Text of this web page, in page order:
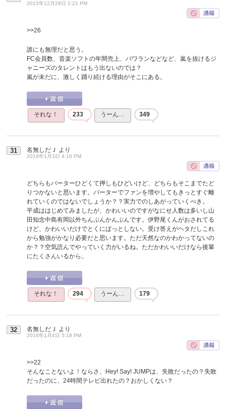
2015年12月29日 2:21 PM
>>26
誰にも無理だと思う。
FC会員数、音楽ソフトの年間売上、パワランなどなど、嵐を抜けるジ
ャニーズのタレントはもう出ないのでは？
嵐が未だに、激しく踊り続ける理由がそこにある。
それな！ 233 うーん… 349
31 名無しだＪ より
2016年1月3日 4:16 PM
どちらもバーターひどくて押しもひどいけど、どちらもそこまでたど
りつかないと思います。バーターでファンを増やしてもきっとすぐ離
れていくのではないでしょうか？？実力でのしあがっていくべき。
平成ははじめてみましたが、かわいいのですがなにせ人数は多いし山
田知念中島有岡以外ちんぷんかんぷんです。伊野尾くんがおされてる
けど、かわいいだけでとくにぱっとしない。受け答えがヘタだしこれ
から勉強がかなり必要だと思います。ただ天然なのかわかってないの
か？？空気読んでやっていく力がいるね。ただかわいいだけなら後輩
にたくさんいるから。
それな！ 294 うーん… 179
32 名無しだＪ より
2016年1月4日 5:18 PM
>>22
そんなことないよ！ならさ、Hey! Say! JUMPは、失敗だったの？失敗
だったのに、24時間テレビ出れたの？おかしくない？